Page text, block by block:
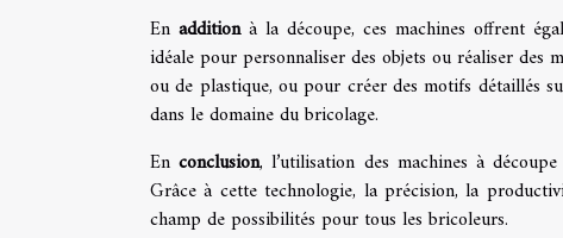
Enadditionà la découpe, ces machines offrent
idéale pour personnaliser des objets ou réaliser
ou de plastique, ou pour créer des motifs détaillés
dans le domaine du bricolage.
Enconclusion, l’utilisation des machines à
Grâce à cette technologie, la précision, la
champ de possibilités pour tous les bricoleurs.